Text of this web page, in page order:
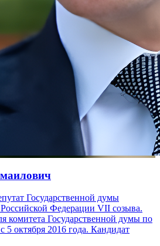
Государственной думы
Федерации VII созыва.
комитета Государственной думы по
5 октября 2016 года. Кандидат